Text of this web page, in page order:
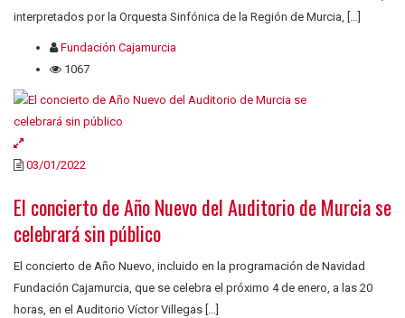
interpretados por la Orquesta Sinfónica de la Región de Murcia, […]
Fundación Cajamurcia
1067
03/01/2022
El concierto de Año Nuevo del Auditorio de Murcia se
celebrará sin público
El concierto de Año Nuevo, incluido en la programación de Navidad
Fundación Cajamurcia, que se celebra el próximo 4 de enero, a las 20
horas, en el Auditorio Víctor Villegas […]